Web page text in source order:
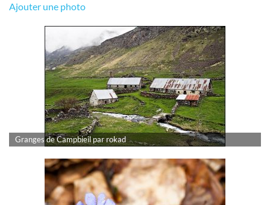
Ajouter une photo
Granges de Campbieil par rokad